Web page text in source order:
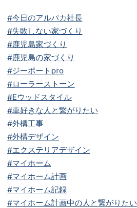
#今日のアルパカ社長
#失敗しない家づくり
#鹿児島家づくり
#鹿児島の家づくり
#ジーポートpro
#ローラーストーン
#Eウッドスタイル
#車好きな人と繋がりたい
#外構工事
#外構デザイン
#エクステリアデザイン
#マイホーム
#マイホーム計画
#マイホーム記録
#マイホーム計画中の人と繋がりたい